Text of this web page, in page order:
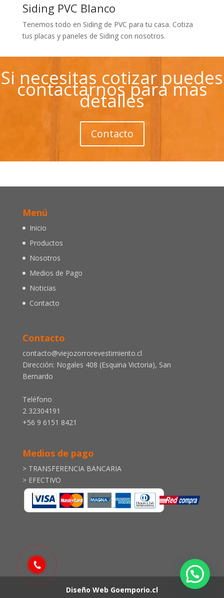
Siding PVC Blanco
Tenemos todo en Siding de PVC para tu casa. Cotiza
tus placas y paneles de Siding con nosotros.
Si necesitas cotizar puedes
contactarnos para mas
detalles
Contacto
Menú
Inicio
Productos
Nosotros
Medios de Pago
Noticias
Contacto
Contacto
contacto@viejozorrorevestimiento.cl
Dirección: Nogales 408 (Esquina Victoria), San
Bernardo
Teléfono
2 32304191
+56 9 6151 8421
Medios de pago
> TRANSFERENCIA BANCARIA
> EFECTIVO
Diseño Web Goemporio.cl